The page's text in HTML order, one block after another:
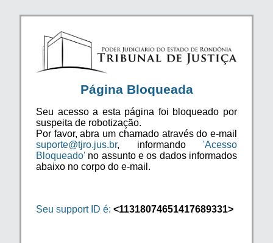
Página Bloqueada
Seu acesso a esta página foi bloqueado por
suspeita de robotização.
Por favor, abra um chamado através do e-mail
suporte@tjro.jus.br, informando 'Acesso
Bloqueado' no assunto e os dados informados
abaixo no corpo do e-mail.
Seu support ID é: <11318074651417689331>